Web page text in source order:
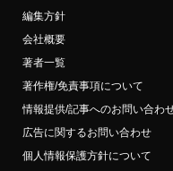
編集方針
会社概要
著者一覧
著作権/免責事項について
情報提供/記事へのお問い合わ
広告に関するお問い合わせ
個人情報保護方針について